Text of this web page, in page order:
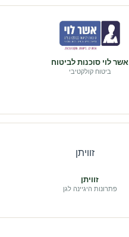
אשר לוי סוכנות לביטוח
ביטוח קולקטיבי
זוויתן
פתרונות היגיינה לגן